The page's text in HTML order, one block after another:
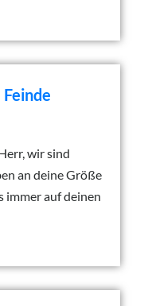
wir sind
an deine Größe
immer auf deinen